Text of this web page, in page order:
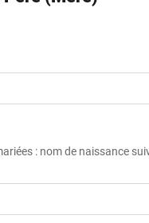
: nom de naissance